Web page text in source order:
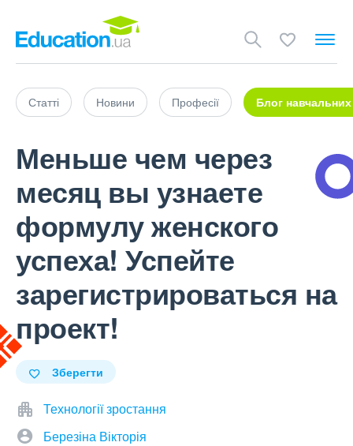
Статті Новини Професії Блог навчальних
Меньше чем через
месяц вы узнаете
формулу женского
успеха! Успейте
зарегистрироваться на
проект!
Зберегти
Технології зростання
Березіна Вікторія